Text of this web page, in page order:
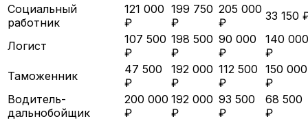
Социальный
работник
121 000
₽
199 750
₽
205 000
₽
33 150
Логист
107 500
₽
198 500
₽
90 000
₽
140 000
₽
Таможенник
47 500
₽
192 000
₽
112 500
₽
150 000
₽
Водитель-
дальнобойщик
200 000
₽
192 000
₽
93 500
₽
68 500
₽